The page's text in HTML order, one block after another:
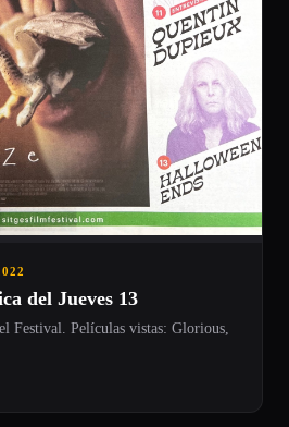
del Jueves 13
Festival. Películas vistas: Glorious,